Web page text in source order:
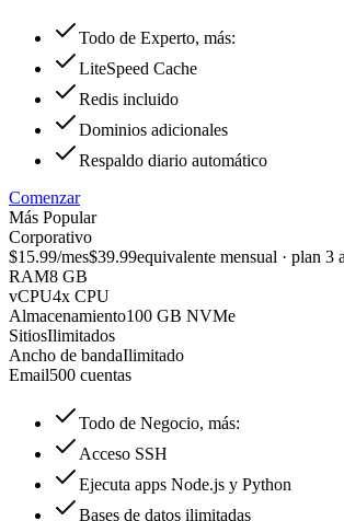
Todo de Experto, más:
LiteSpeed Cache
Redis incluido
Dominios adicionales
Respaldo diario automático
Comenzar
Más Popular
Corporativo
$15.99/mes$39.99equivalente mensual · plan 3
RAM8 GB
vCPU4x CPU
Almacenamiento100 GB NVMe
SitiosIlimitados
Ancho de bandaIlimitado
Email500 cuentas
Todo de Negocio, más:
Acceso SSH
Ejecuta apps Node.js y Python
Bases de datos ilimitadas